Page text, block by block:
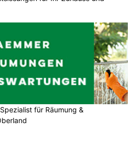
für Räumung &